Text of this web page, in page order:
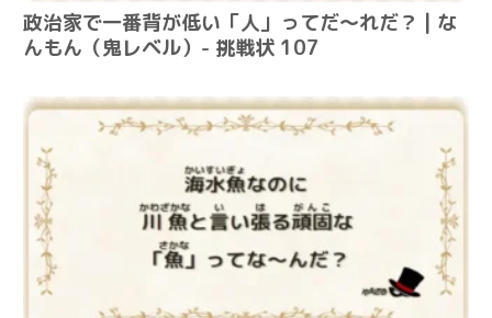
政治家で一番背が低い「人」ってだ～れだ？ | な
んもん（鬼レベル）- 挑戦状 107